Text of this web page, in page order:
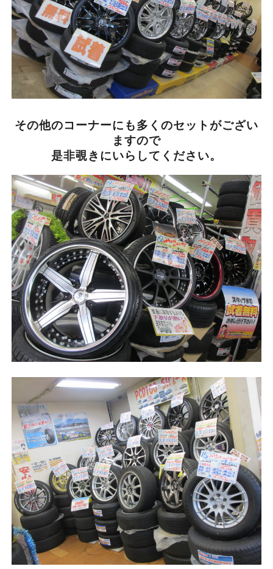
その他のコーナーにも多くのセットがござい
ますので
是非覗きにいらしてください。